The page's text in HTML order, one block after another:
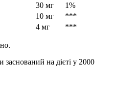
30 мг
1%
10 мг
***
4 мг ***
заснований на дієті у 2000